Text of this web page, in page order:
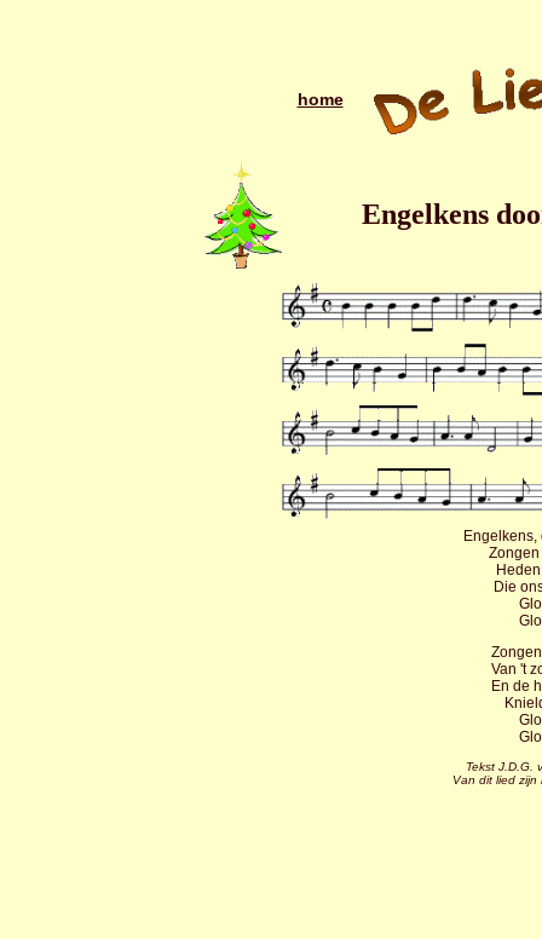
home
Engelkens
Die
Van 't
En de
Tekst J.D.G.
Van dit lied zijn